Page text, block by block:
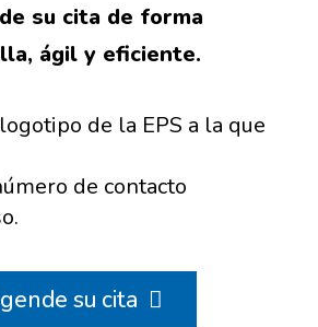
su cita de forma
ágil y eficiente.
de la EPS a la que
de contacto
su cita